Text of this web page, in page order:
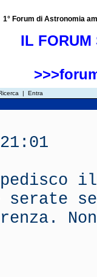
1° Forum di Astronomia
IL FORUM
| Entra